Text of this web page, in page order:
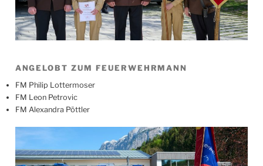
ANGELOBT ZUM FEUERWEHRMANN
FM Philip Lottermoser
FM Leon Petrovic
FM Alexandra Pöttler